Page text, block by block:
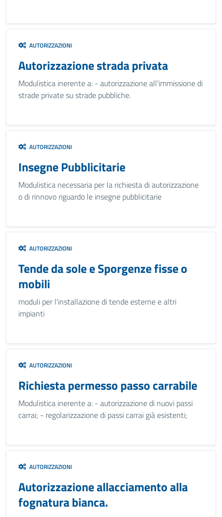
AUTORIZZAZIONI
Autorizzazione strada privata
Modulistica inerente a: - autorizzazione all'immissione di
strade private su strade pubbliche.
AUTORIZZAZIONI
Insegne Pubblicitarie
Modulistica necessaria per la richiesta di autorizzazione
o di rinnovo riguardo le insegne pubblicitarie
AUTORIZZAZIONI
Tende da sole e Sporgenze fisse o
mobili
moduli per l'installazione di tende esterne e altri
impianti
AUTORIZZAZIONI
Richiesta permesso passo carrabile
Modulistica inerente a: - autorizzazione di nuovi passi
carrai; - regolarizzazione di passi carrai già esistenti;
AUTORIZZAZIONI
Autorizzazione allacciamento alla
fognatura bianca.